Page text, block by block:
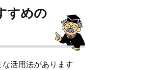
すめの
活用法があります